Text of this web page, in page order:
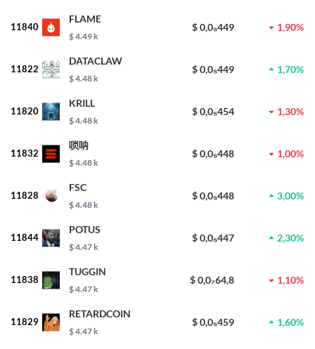
11840
FLAME
$ 4.49 k
$ 0,0₅449 1,90%
11822
DATACLAW
$ 4.48 k
$ 0,0₅449 1,70%
11820
KRILL
$ 4.48 k
$ 0,0₅454 1,30%
11832
唢呐
$ 4.48 k
$ 0,0₅448 1,00%
11828
FSC
$ 4.48 k
$ 0,0₅448 3,00%
11844
POTUS
$ 4.47 k
$ 0,0₅447 2,30%
11838
TUGGIN
$ 4.47 k
$ 0,0₇64,8 1,10%
11829
RETARDCOIN
$ 4.47 k
$ 0,0₅459 1,60%